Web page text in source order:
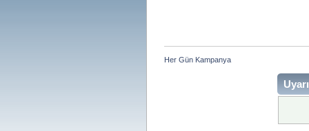
Her Gün Kampanya